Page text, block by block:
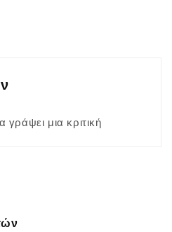
μια κριτική